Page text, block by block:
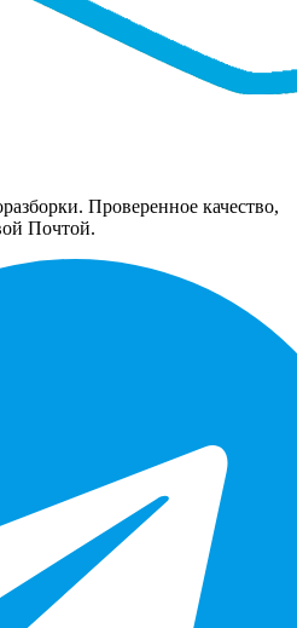
Проверенное качество,
Почтой.